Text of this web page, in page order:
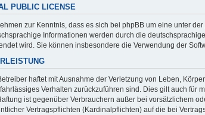
PUBLIC LICENSE
zur Kenntnis, dass es sich bei phpBB um eine unter der „
Informationen werden durch die
wird. Sie können insbesondere die Verwendung der
haftet mit Ausnahme der Verletzung von Leben,
Verhalten zurückzuführen sind. Dies gilt auch für
ist gegenüber Verbrauchern außer bei vorsätzlichem
Vertragspflichten (Kardinalpflichten) auf die bei